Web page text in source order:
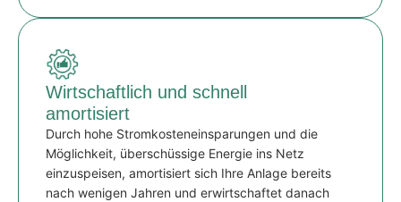
Wirtschaftlich und schnell
amortisiert
Durch hohe Stromkosteneinsparungen und die
Möglichkeit, überschüssige Energie ins Netz
einzuspeisen, amortisiert sich Ihre Anlage bereits
nach wenigen Jahren und erwirtschaftet danach